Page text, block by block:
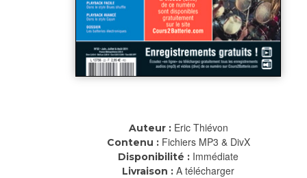
Auteur : Eric Thiévon
Contenu : Fichiers MP3 & DivX
Disponibilité : Immédiate
Livraison : A télécharger